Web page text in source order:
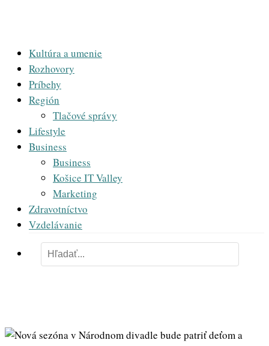
Kultúra a umenie
Rozhovory
Príbehy
Región
Tlačové správy
Lifestyle
Business
Business
Košice IT Valley
Marketing
Zdravotníctvo
Vzdelávanie